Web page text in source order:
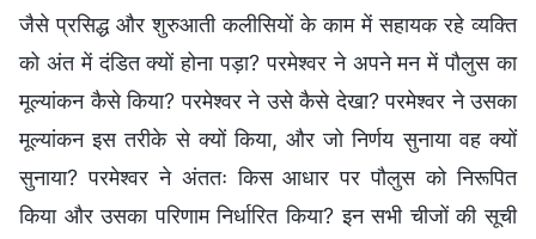
जैसे प्रसिद्ध और शुरुआती कलीसियों के काम में सहायक रहे व्यक्ति
को अंत में दंडित क्यों होना पड़ा? परमेश्वर ने अपने मन में पौलुस का
मूल्यांकन कैसे किया? परमेश्वर ने उसे कैसे देखा? परमेश्वर ने उसका
मूल्यांकन इस तरीके से क्यों किया, और जो निर्णय सुनाया वह क्यों
सुनाया? परमेश्वर ने अंततः किस आधार पर पौलुस को निरूपित
किया और उसका परिणाम निर्धारित किया? इन सभी चीजों की सूची